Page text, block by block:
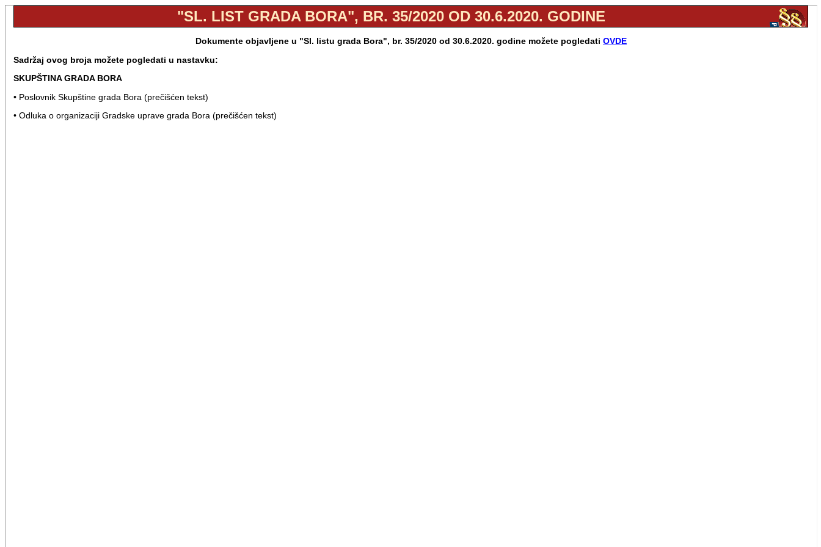
"SL. LIST GRADA BORA", BR. 35/2020 OD 30.6.2020. GODINE
Dokumente objavljene u "Sl. listu grada Bora", br. 35/2020 od 30.6.2020. godine možete pogledati OVDE
Sadržaj ovog broja možete pogledati u nastavku:
SKUPŠTINA GRADA BORA
• Poslovnik Skupštine grada Bora (prečišćen tekst)
• Odluka o organizaciji Gradske uprave grada Bora (prečišćen tekst)